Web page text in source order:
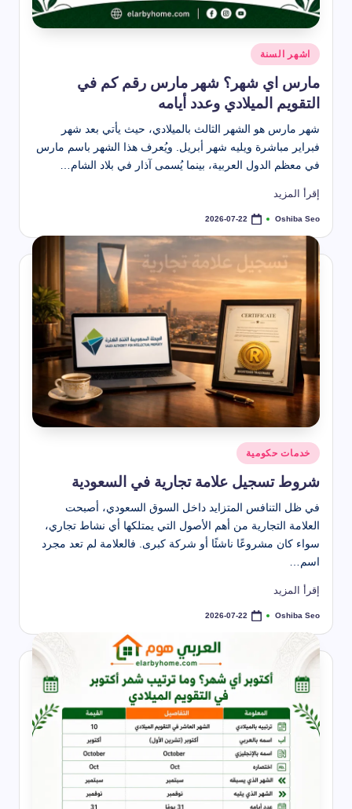
نُشر
في
اشهر السنة
مارس اي شهر؟ شهر مارس رقم كم في
التقويم الميلادي وعدد أيامه
شهر مارس هو الشهر الثالث بالميلادي، حيث يأتي بعد شهر
فبراير مباشرة ويليه شهر أبريل. ويُعرف هذا الشهر باسم مارس
في معظم الدول العربية، بينما يُسمى آذار في بلاد الشام…
إقرأ المزيد
تمّ
بواسطة
Oshiba Seo
2026-07-22
نُشر
في
خدمات حكومية
شروط تسجيل علامة تجارية في السعودية
في ظل التنافس المتزايد داخل السوق السعودي، أصبحت
العلامة التجارية من أهم الأصول التي يمتلكها أي نشاط تجاري،
سواء كان مشروعًا ناشئًا أو شركة كبرى. فالعلامة لم تعد مجرد
اسم…
إقرأ المزيد
تمّ
بواسطة
Oshiba Seo
2026-07-22